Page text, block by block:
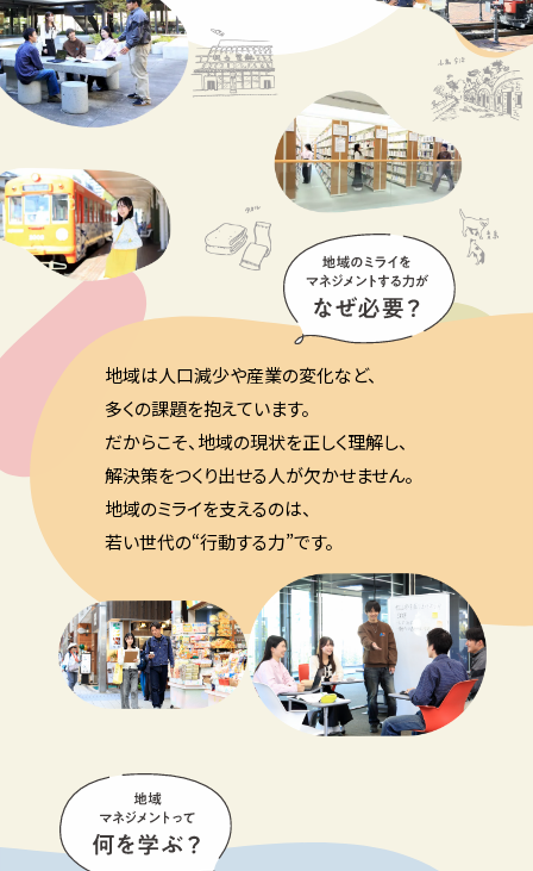
地域は人口減少や産業の変化など、
多くの課題を抱えています。
だからこそ、地域の現状を正しく理解し、
解決策をつくり出せる人が欠かせません。
地域のミライを支えるのは、
若い世代の“行動する力”です。